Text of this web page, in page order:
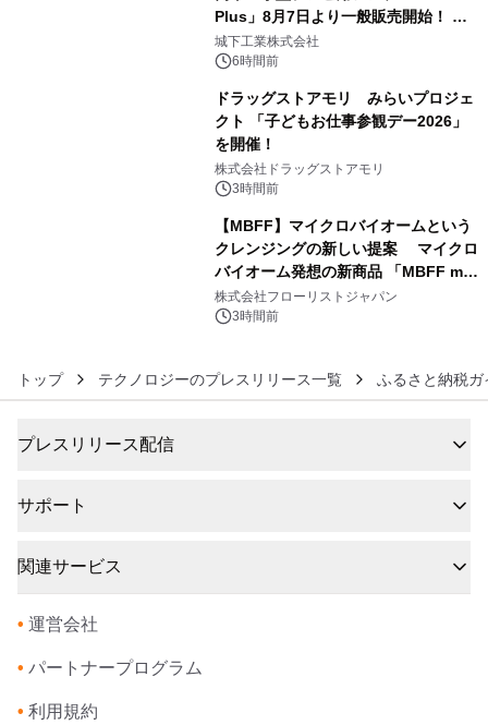
Plus」8月7日より一般販売開始！ ケ
ーブル1本つなぐだけ、テレビの音が
ぐっと豊かに
城下工業株式会社
6時間前
ドラッグストアモリ みらいプロジェ
クト 「子どもお仕事参観デー2026」
を開催！
株式会社ドラッグストアモリ
3時間前
【MBFF】マイクロバイオームという
クレンジングの新しい提案 マイクロ
バイオーム発想の新商品 「MBFF mb
クレンジングPRO」を2026年8月6日
発売
株式会社フローリストジャパン
3時間前
トップ テクノロジーのプレスリリース一覧 ふるさと納税ガ
プレスリリース配信
サポート
関連サービス
• 運営会社
• パートナープログラム
• 利用規約